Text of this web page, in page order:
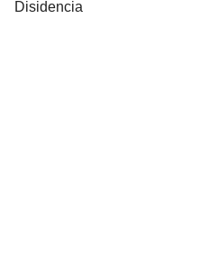
Disidencia